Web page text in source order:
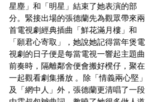
星塵」和「明星」結束了她表演的部
分。緊接出場的張德蘭先為觀眾帶來兩
首電視劇經典插曲「鮮花滿月樓」和
「願君心寄取」，她說她記得當年煲電
視劇的日子便是每當電視一響起主題曲
前奏時，隔離鄰舍便會搬好櫈仔，聚在
一起觀看劇集播放 。除「情義兩心堅」
及「網中人」外，張德蘭更清唱了一段